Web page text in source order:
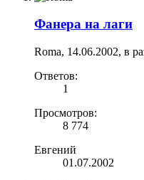
Фанера на лаги
Roma, 14.06.2002, в
Ответов:
1
Просмотров:
8 774
Евгений
01.07.2002